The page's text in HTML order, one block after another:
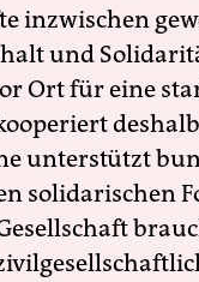
inzwischen
und
Ort für eine
unterstützt
solidarischen